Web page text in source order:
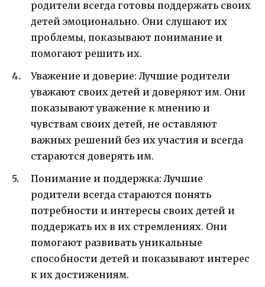
родители всегда готовы поддержать своих
детей эмоционально. Они слушают их
проблемы, показывают понимание и
помогают решить их.
Уважение и доверие: Лучшие родители
уважают своих детей и доверяют им. Они
показывают уважение к мнению и
чувствам своих детей, не оставляют
важных решений без их участия и всегда
стараются доверять им.
Понимание и поддержка: Лучшие
родители всегда стараются понять
потребности и интересы своих детей и
поддержать их в их стремлениях. Они
помогают развивать уникальные
способности детей и показывают интерес
к их достижениям.